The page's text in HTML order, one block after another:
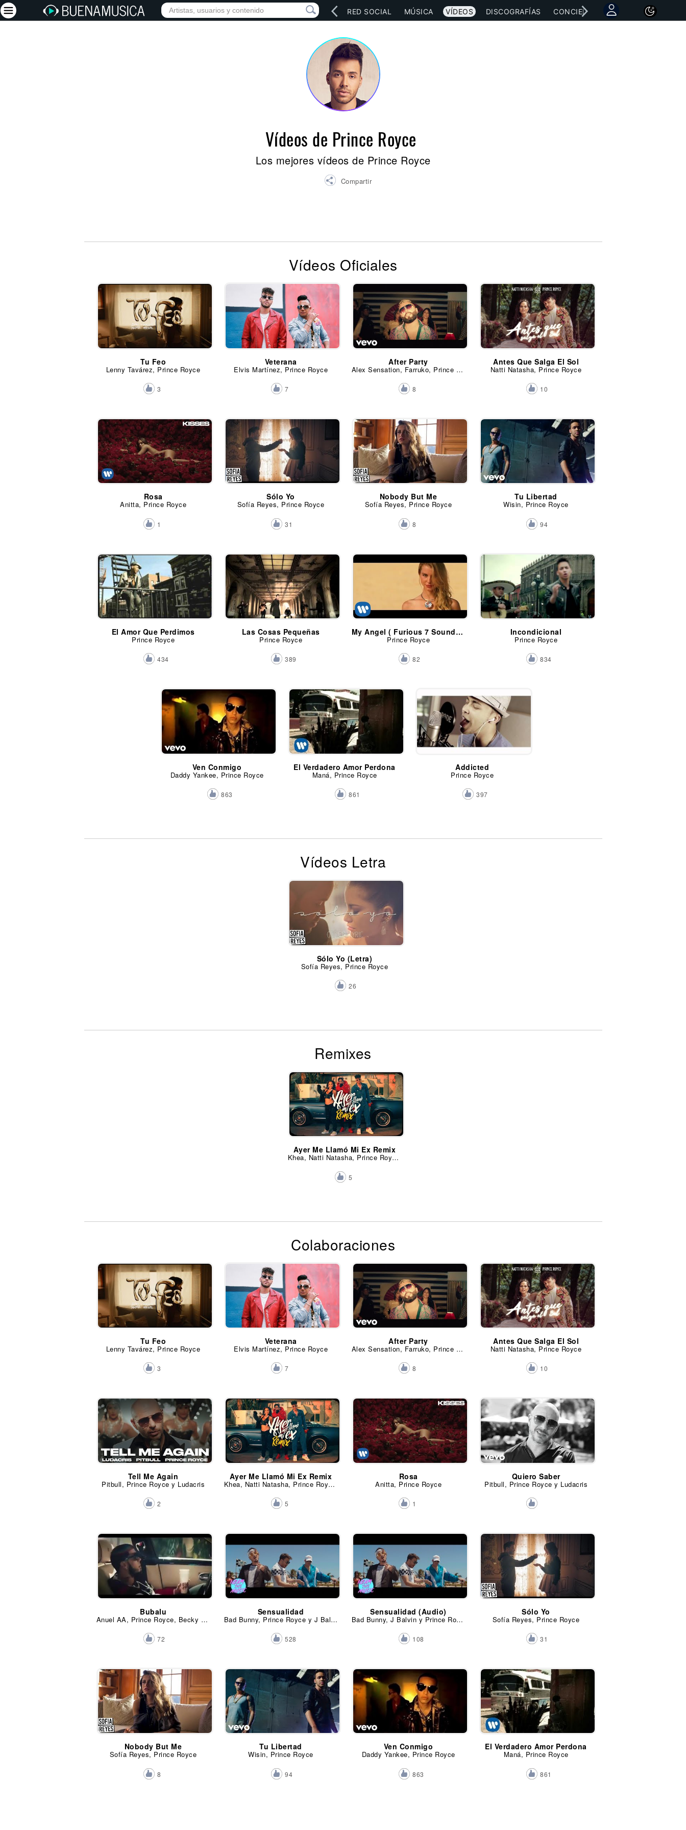
INICIO ARTISTAS RED SOCIAL MÚSICA VÍDEOS DISCOGRAFÍAS CONCIERTOS LETRAS
Vídeos de Prince Royce
Los mejores vídeos de Prince Royce
Compartir
Vídeos Oficiales
Tu Feo
Lenny Tavárez, Prince Royce
3
Veterana
Elvis Martínez, Prince Royce
7
After Party
Alex Sensation, Farruko, Prince Royce, Mariah Angeliq y Kevin Lyttle
8
Antes Que Salga El Sol
Natti Natasha, Prince Royce
10
Rosa
Anitta, Prince Royce
1
Sólo Yo
Sofía Reyes, Prince Royce
31
Nobody But Me
Sofía Reyes, Prince Royce
8
Tu Libertad
Wisin, Prince Royce
94
El Amor Que Perdimos
Prince Royce
434
Las Cosas Pequeñas
Prince Royce
389
My Angel ( Furious 7 Soundtrack )
Prince Royce
82
Incondicional
Prince Royce
834
Ven Conmigo
Daddy Yankee, Prince Royce
863
El Verdadero Amor Perdona
Maná, Prince Royce
861
Addicted
Prince Royce
397
Vídeos Letra
Sólo Yo (Letra)
Sofía Reyes, Prince Royce
26
Remixes
Ayer Me Llamó Mi Ex Remix
Khea, Natti Natasha, Prince Royce y Lenny Santos
5
Colaboraciones
Tu Feo
Lenny Tavárez, Prince Royce
3
Veterana
Elvis Martínez, Prince Royce
7
After Party
Alex Sensation, Farruko, Prince Royce, Mariah Angeliq y Kevin Lyttle
8
Antes Que Salga El Sol
Natti Natasha, Prince Royce
10
Tell Me Again
Pitbull, Prince Royce y Ludacris
2
Ayer Me Llamó Mi Ex Remix
Khea, Natti Natasha, Prince Royce y Lenny Santos
5
Rosa
Anitta, Prince Royce
1
Quiero Saber
Pitbull, Prince Royce y Ludacris
Bubalu
Anuel AA, Prince Royce, Becky G, Mambo Kingz y DJ Luian
72
Sensualidad
Bad Bunny, Prince Royce y J Balvin
528
Sensualidad (Audio)
Bad Bunny, J Balvin y Prince Royce
108
Sólo Yo
Sofía Reyes, Prince Royce
31
Nobody But Me
Sofía Reyes, Prince Royce
8
Tu Libertad
Wisin, Prince Royce
94
Ven Conmigo
Daddy Yankee, Prince Royce
863
El Verdadero Amor Perdona
Maná, Prince Royce
861